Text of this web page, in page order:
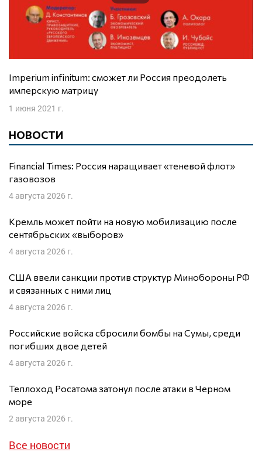
Imperium infinitum: сможет ли Россия преодолеть
имперскую матрицу
1 июня 2021 г.
НОВОСТИ
Financial Times: Россия наращивает «теневой флот»
газовозов
4 августа 2026 г.
Кремль может пойти на новую мобилизацию после
сентябрьских «выборов»
4 августа 2026 г.
США ввели санкции против структур Минобороны РФ
и связанных с ними лиц
4 августа 2026 г.
Российские войска сбросили бомбы на Сумы, среди
погибших двое детей
4 августа 2026 г.
Теплоход Росатома затонул после атаки в Черном
море
2 августа 2026 г.
Все новости